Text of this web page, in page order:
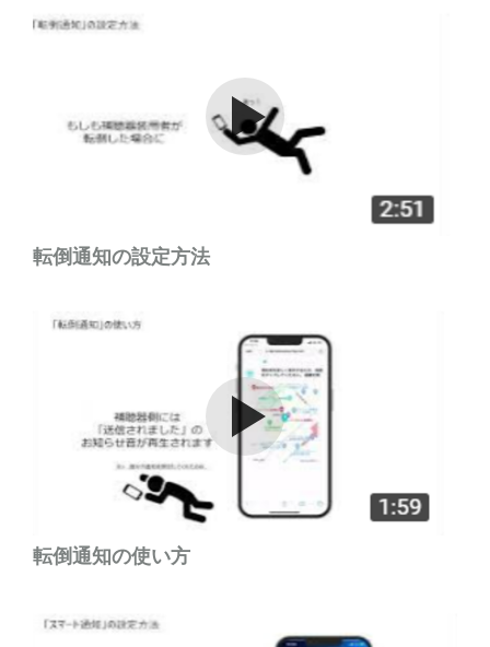
Watch the video
転倒通知の設定方法
Watch the video
転倒通知の使い方